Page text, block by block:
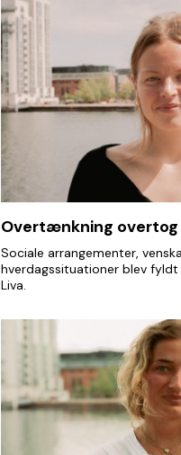
Overtænkning overtog
Sociale arrangementer,
hverdagssituationer blev
Liva.